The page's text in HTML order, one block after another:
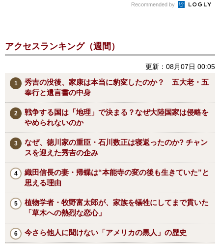
Recommended by
アクセスランキング（週間）
更新：08月07日 00:05
秀吉の没後、家康は本当に豹変したのか？ 五大老・五
奉行と遺言書の中身
戦争する国は「地理」で決まる？なぜ大陸国家は侵略を
やめられないのか
なぜ、徳川家の重臣・石川数正は寝返ったのか? チャン
スを迎えた秀吉の企み
織田信長の妻・帰蝶は“本能寺の変の後も生きていた”と
思える理由
植物学者・牧野富太郎が、家族を犠牲にしてまで貫いた
「草木への熱烈な恋心」
今さら他人に聞けない「アメリカの黒人」の歴史